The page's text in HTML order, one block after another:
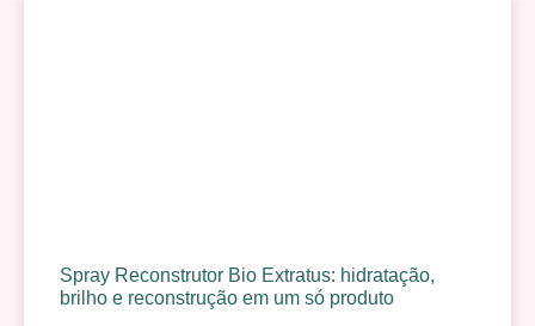
Spray Reconstrutor Bio Extratus: hidratação,
brilho e reconstrução em um só produto